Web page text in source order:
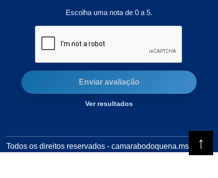
Escolha uma nota de 0 a 5.
Enviar avaliação
Ver resultados
Todos os direitos reservados - camarabodoquena.ms.gov.br